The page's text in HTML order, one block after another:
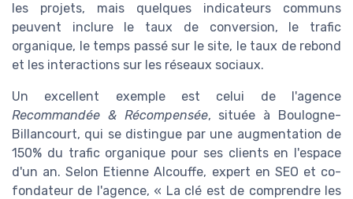
les projets, mais quelques indicateurs communs
peuvent inclure le taux de conversion, le trafic
organique, le temps passé sur le site, le taux de rebond
et les interactions sur les réseaux sociaux.
Un excellent exemple est celui de l'agence
Recommandée & Récompensée, située à Boulogne-
Billancourt, qui se distingue par une augmentation de
150% du trafic organique pour ses clients en l'espace
d'un an. Selon Etienne Alcouffe, expert en SEO et co-
fondateur de l'agence, « La clé est de comprendre les